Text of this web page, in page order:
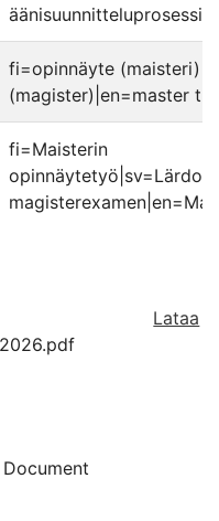
fi=opinnäyte
(magister)|en=master
fi=Maisterin
Lataa